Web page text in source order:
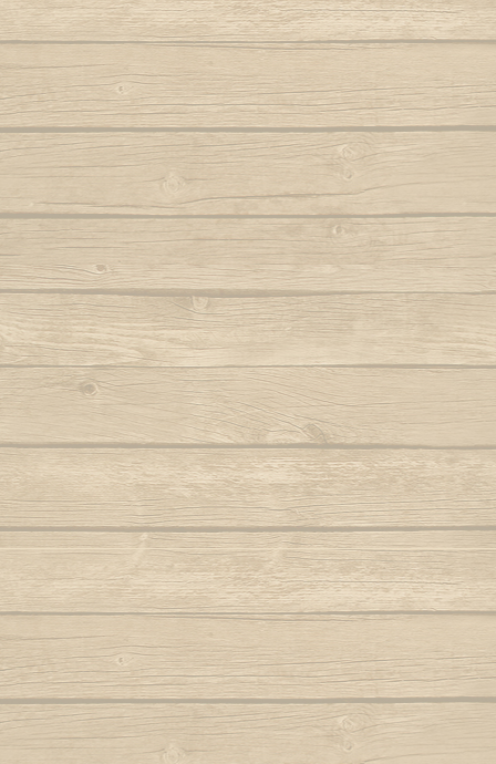
E marinheiro
Autor : Fala Mansa (Capoeira Abada)
Eh Bahia
Autor : Mestre Boneco Canta
Ela e linda a Capoeira
Autor : Mestre Capu
Ela te chama (Capoeira vem)
Autor : Contra-Mestre Chicão
Eu acabei de chegar trazendo dendê
Eu quero voltar
Autor : Faisca (Grupo Candeias)
Eu vou tambem, eu vou pro mar
Autor : Lagarto (Grupo Camangula)
Familia de ouro
Autor : Mestre Chicote (Cordão de Ouro
Paris)
Folha seca
Hoje eu tava pensando em casa
Autor : Professor Pretinho
Hoje me leva o coração pra Bahia
Autor : Graduado Voador (Capoeira Nagô)
Hoje tem capoeira aiá
Autor :
Autor :
Sou
Sou
Autor : Mestre
Tin tin
Autor : Mestre
Vou no